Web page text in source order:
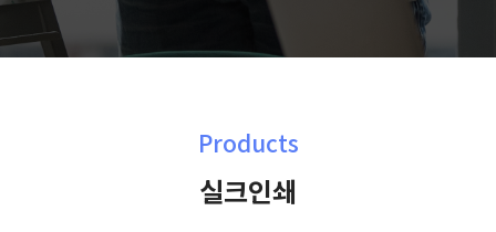
Products
실크인쇄